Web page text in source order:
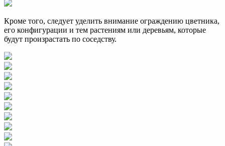
Кроме того, следует уделить внимание ограждению цветника,
его конфигурации и тем растениям или деревьям, которые
будут произрастать по соседству.